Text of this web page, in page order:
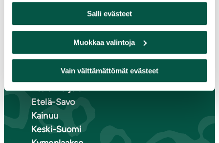
Salli evästeet
Muokkaa valintoja
Vain välttämättömät evästeet
Suomen luonnonsuojeluliiton
Etelä-Häme
Etelä-Karjala
Etelä-Savo
Kainuu
Keski-Suomi